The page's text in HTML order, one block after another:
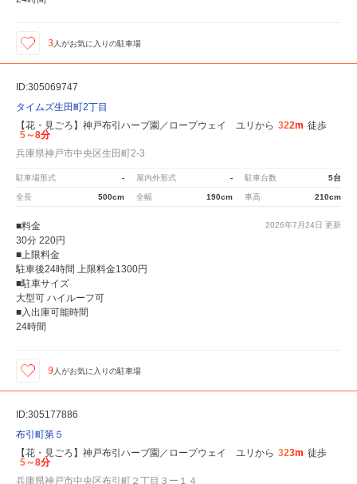
3人がお気に入りの駐車場
ID:305069747
タイムズ生田町2丁目
【花・見ごろ】神戸布引ハーブ園／ロープウェイ ユリから 322m 徒歩
5～8分
兵庫県神戸市中央区生田町2-3
駐車場形式 - 屋内外形式 - 駐車台数 5台
全長 500cm 全幅 190cm 車高 210cm
2026年7月24日 更新
■料金
30分 220円
■上限料金
駐車後24時間 上限料金1300円
■駐車サイズ
大型可 ハイルーフ可
■入出庫可能時間
24時間
9人がお気に入りの駐車場
ID:305177886
布引町第５
【花・見ごろ】神戸布引ハーブ園／ロープウェイ ユリから 323m 徒歩
5～8分
兵庫県神戸市中央区布引町２丁目３ー１４